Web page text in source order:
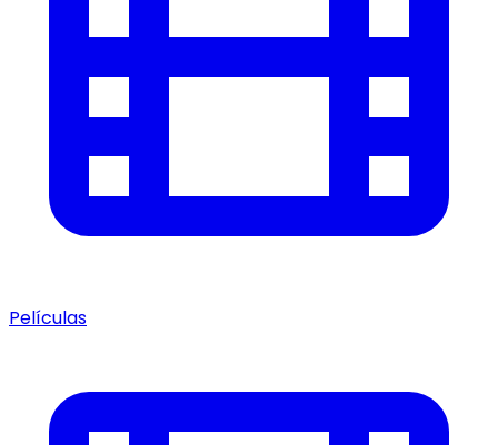
Películas